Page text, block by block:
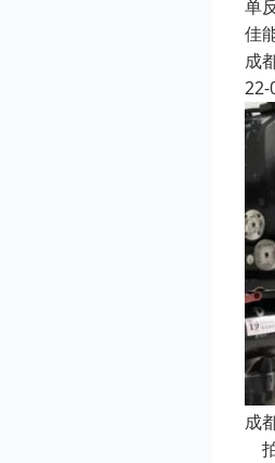
单
佳
成
22-
成